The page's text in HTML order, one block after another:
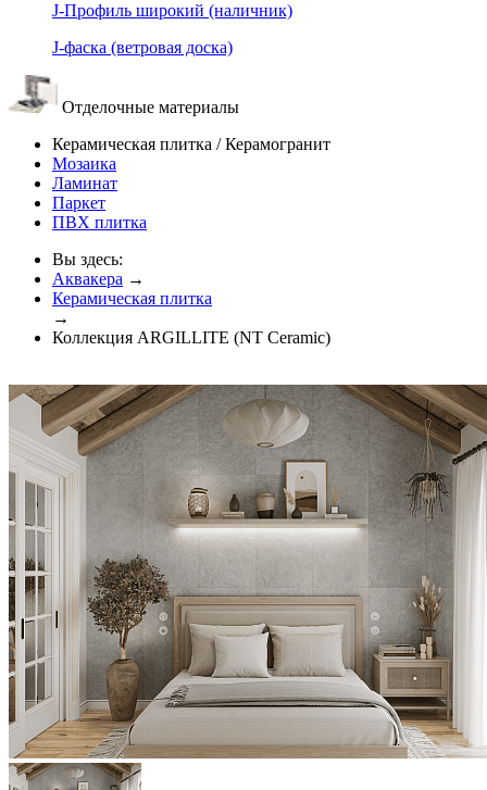
J-Профиль широкий (наличник)
J-фаска (ветровая доска)
Отделочные материалы
Керамическая плитка / Керамогранит
Мозаика
Ламинат
Паркет
ПВХ плитка
Вы здесь:
Аквакера →
Керамическая плитка
→
Коллекция ARGILLITE (NT Ceramic)